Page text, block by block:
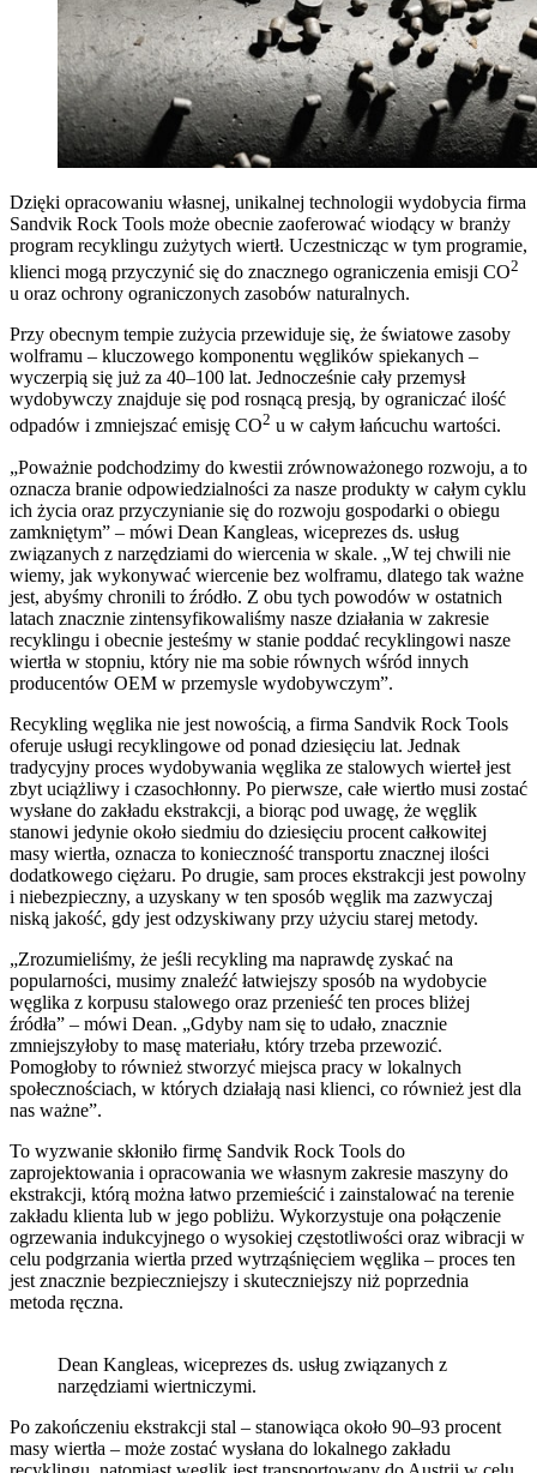
Dzięki opracowaniu własnej, unikalnej technologii wydobycia firma
Sandvik Rock Tools może obecnie zaoferować wiodący w branży
program recyklingu zużytych wiertł. Uczestnicząc w tym programie,
klienci mogą przyczynić się do znacznego ograniczenia emisji CO2
u oraz ochrony ograniczonych zasobów naturalnych.
Przy obecnym tempie zużycia przewiduje się, że światowe zasoby
wolframu – kluczowego komponentu węglików spiekanych –
wyczerpią się już za 40–100 lat. Jednocześnie cały przemysł
wydobywczy znajduje się pod rosnącą presją, by ograniczać ilość
odpadów i zmniejszać emisję CO2 u w całym łańcuchu wartości.
„Poważnie podchodzimy do kwestii zrównoważonego rozwoju, a to
oznacza branie odpowiedzialności za nasze produkty w całym cyklu
ich życia oraz przyczynianie się do rozwoju gospodarki o obiegu
zamkniętym” – mówi Dean Kangleas, wiceprezes ds. usług
związanych z narzędziami do wiercenia w skale. „W tej chwili nie
wiemy, jak wykonywać wiercenie bez wolframu, dlatego tak ważne
jest, abyśmy chronili to źródło. Z obu tych powodów w ostatnich
latach znacznie zintensyfikowaliśmy nasze działania w zakresie
recyklingu i obecnie jesteśmy w stanie poddać recyklingowi nasze
wiertła w stopniu, który nie ma sobie równych wśród innych
producentów OEM w przemysle wydobywczym”.
Recykling węglika nie jest nowością, a firma Sandvik Rock Tools
oferuje usługi recyklingowe od ponad dziesięciu lat. Jednak
tradycyjny proces wydobywania węglika ze stalowych wierteł jest
zbyt uciążliwy i czasochłonny. Po pierwsze, całe wiertło musi zostać
wysłane do zakładu ekstrakcji, a biorąc pod uwagę, że węglik
stanowi jedynie około siedmiu do dziesięciu procent całkowitej
masy wiertła, oznacza to konieczność transportu znacznej ilości
dodatkowego ciężaru. Po drugie, sam proces ekstrakcji jest powolny
i niebezpieczny, a uzyskany w ten sposób węglik ma zazwyczaj
niską jakość, gdy jest odzyskiwany przy użyciu starej metody.
„Zrozumieliśmy, że jeśli recykling ma naprawdę zyskać na
popularności, musimy znaleźć łatwiejszy sposób na wydobycie
węglika z korpusu stalowego oraz przenieść ten proces bliżej
źródła” – mówi Dean. „Gdyby nam się to udało, znacznie
zmniejszyłoby to masę materiału, który trzeba przewozić.
Pomogłoby to również stworzyć miejsca pracy w lokalnych
społecznościach, w których działają nasi klienci, co również jest dla
nas ważne”.
To wyzwanie skłoniło firmę Sandvik Rock Tools do
zaprojektowania i opracowania we własnym zakresie maszyny do
ekstrakcji, którą można łatwo przemieścić i zainstalować na terenie
zakładu klienta lub w jego pobliżu. Wykorzystuje ona połączenie
ogrzewania indukcyjnego o wysokiej częstotliwości oraz wibracji w
celu podgrzania wiertła przed wytrząśnięciem węglika – proces ten
jest znacznie bezpieczniejszy i skuteczniejszy niż poprzednia
metoda ręczna.
Dean Kangleas, wiceprezes ds. usług związanych z
narzędziami wiertniczymi.
Po zakończeniu ekstrakcji stal – stanowiąca około 90–93 procent
masy wiertła – może zostać wysłana do lokalnego zakładu